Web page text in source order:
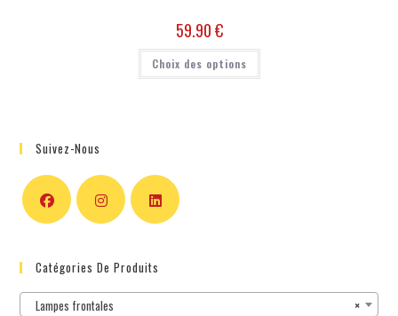
59.90€
Choix des options
Suivez-Nous
Catégories De Produits
×
Lampes frontales